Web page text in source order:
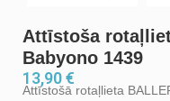
Attīstoša
Babyono 1439
13,90€
Attīstošā rotaļlieta